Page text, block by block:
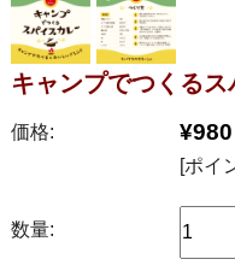
キャンプでつくる
価格: ¥980
[ポイ
数量: